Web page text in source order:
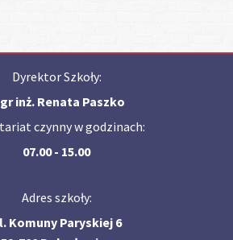
Dyrektor Szkoły:
inż. Renata Paszko
czynny w godzinach:
07.00 - 15.00
Adres szkoły:
Komuny Paryskiej 6